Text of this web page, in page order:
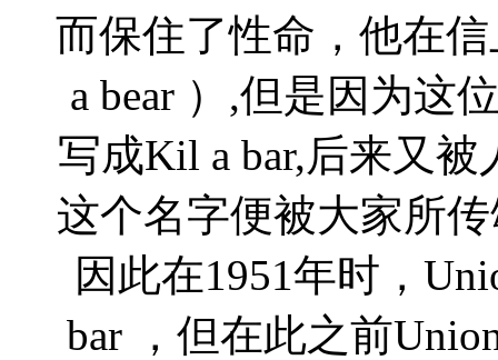
而保住了性命，他在
a bear ）,但是因为这
写成Kil a bar,后来又被
这个名字便被大家所
因此在1951年时，
bar ，但在此之前